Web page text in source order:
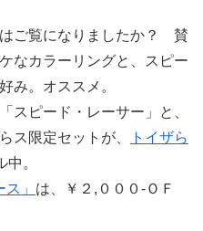
ご覧になりましたか？ 賛
なカラーリングと、スピー
み。オススメ。
スピード・レーサー」と、
ス限定セットが、
トイザら
。
」 は、￥２,０００-ＯＦ